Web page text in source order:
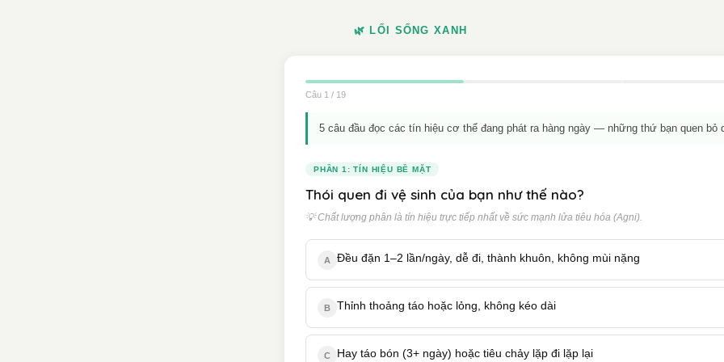
🌿 LỐI SỐNG XANH
Câu 1 / 19
5 câu đầu đọc các tín hiệu cơ thể đang phát ra hàng ngày — những thứ bạn quen bỏ
PHẦN 1: TÍN HIỆU BỀ MẶT
Thói quen đi vệ sinh của bạn như thế nào?
💡 Chất lượng phân là tín hiệu trực tiếp nhất về sức mạnh lửa tiêu hóa (Agni).
A Đều đặn 1–2 lần/ngày, dễ đi, thành khuôn, không mùi nặng
B Thỉnh thoảng táo hoặc lỏng, không kéo dài
C Hay táo bón (3+ ngày) hoặc tiêu chảy lặp đi lặp lại